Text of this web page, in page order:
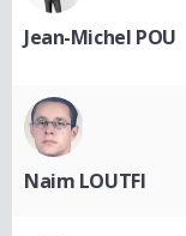
Jean-Michel POU
Naim LOUTFI